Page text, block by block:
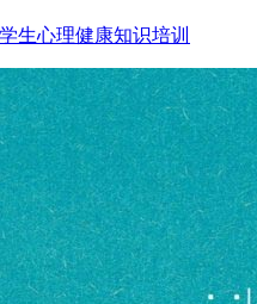
生心理健康知识培训